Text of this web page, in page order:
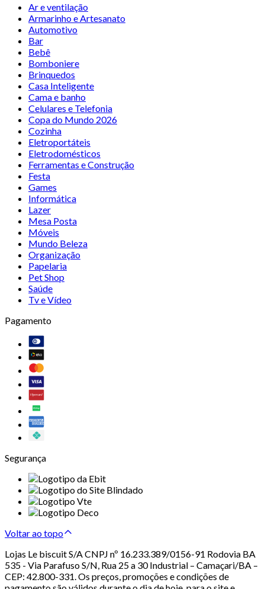
Ar e ventilação
Armarinho e Artesanato
Automotivo
Bar
Bebê
Bomboniere
Brinquedos
Casa Inteligente
Cama e banho
Celulares e Telefonia
Copa do Mundo 2026
Cozinha
Eletroportáteis
Eletrodomésticos
Ferramentas e Construção
Festa
Games
Informática
Lazer
Mesa Posta
Móveis
Mundo Beleza
Organização
Papelaria
Pet Shop
Saúde
Tv e Vídeo
Pagamento
Segurança
Voltar ao topo
Lojas Le biscuit S/A CNPJ nº 16.233.389/0156-91 Rodovia BA
535 - Via Parafuso S/N, Rua 25 a 30 Industrial – Camaçari/BA –
CEP: 42.800-331. Os preços, promoções e condições de